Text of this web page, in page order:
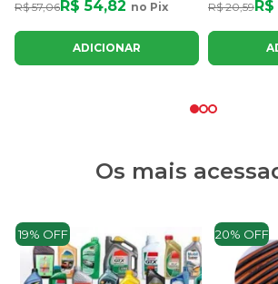
R$ 57,06 R$ 54,82 no Pix
ADICIONAR
R$ 20,59 R$
Os mais
19% OFF 20% OFF